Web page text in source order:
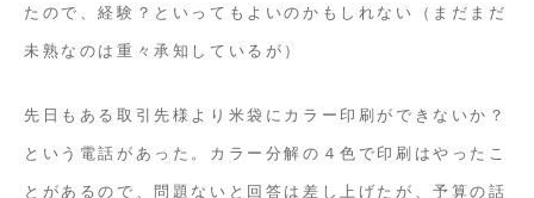
たので、経験？といってもよいのかもしれない（まだまだ
未熟なのは重々承知しているが）
先日もある取引先様より米袋にカラー印刷ができないか？
という電話があった。カラー分解の４色で印刷はやったこ
とがあるので、問題ないと回答は差し上げたが、予算の話